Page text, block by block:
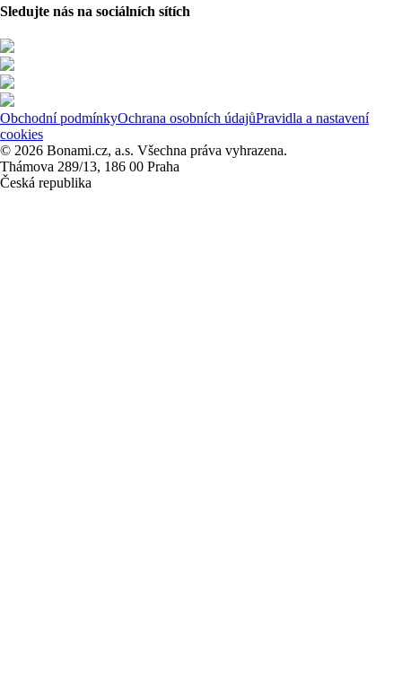
Sledujte nás na sociálních sítích
Obchodní podmínkyOchrana osobních údajůPravidla a nastavení
cookies
© 2026 Bonami.cz, a.s. Všechna práva vyhrazena.
Thámova 289/13, 186 00 Praha
Česká republika